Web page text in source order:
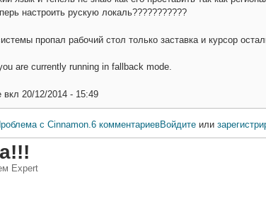
настроить рускую локаль???????????
пропал рабочий стол только заставка и курсор
are currently running in fallback mode.
вкл 20/12/2014 - 15:49
с Cinnamon. 6 комментариевВойдите или
Expert